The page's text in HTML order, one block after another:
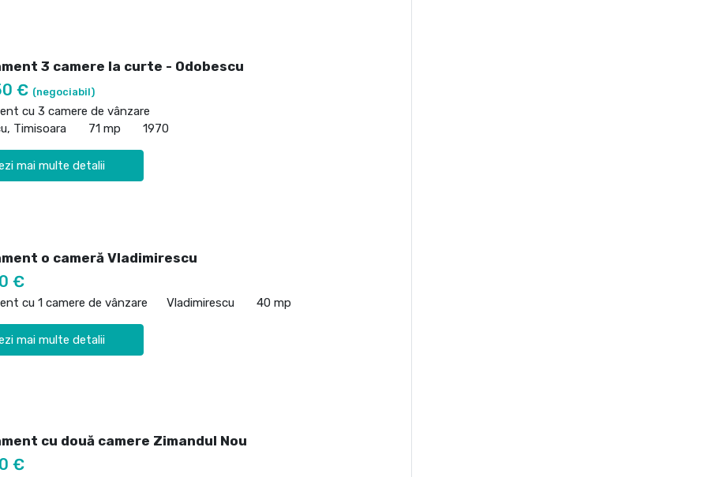
3 camere la curte - Odobescu
€ (negociabil)
cu 3 camere de vânzare
Timisoara
71 mp 1970
mai multe detalii
o cameră Vladimirescu
€
cu 1 camere de vânzare Vladimirescu 40 mp
mai multe detalii
cu două camere Zimandul Nou
€